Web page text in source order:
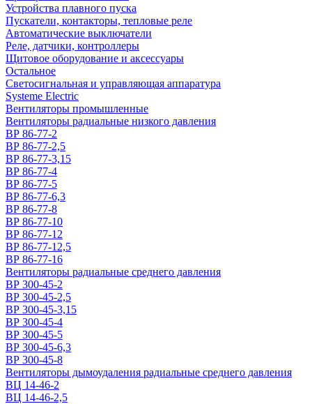
Устройства плавного пуска
Пускатели, контакторы, тепловые реле
Автоматические выключатели
Реле, датчики, контроллеры
Щитовое оборудование и аксессуары
Остальное
Светосигнальная и управляющая аппаратура
Systeme Electric
Вентиляторы промышленные
Вентиляторы радиальные низкого давления
ВР 86-77-2
ВР 86-77-2,5
ВР 86-77-3,15
ВР 86-77-4
ВР 86-77-5
ВР 86-77-6,3
ВР 86-77-8
ВР 86-77-10
ВР 86-77-12
ВР 86-77-12,5
ВР 86-77-16
Вентиляторы радиальные среднего давления
ВР 300-45-2
ВР 300-45-2,5
ВР 300-45-3,15
ВР 300-45-4
ВР 300-45-5
ВР 300-45-6,3
ВР 300-45-8
Вентиляторы дымоудаления радиальные среднего давления
ВЦ 14-46-2
ВЦ 14-46-2,5